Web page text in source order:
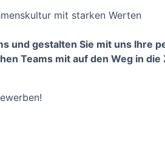
mit starken Werten
und gestalten Sie mit uns Ihre
Teams mit auf den Weg in